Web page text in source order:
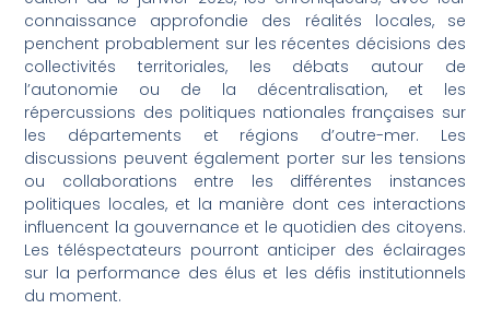
connaissance approfondie des réalités locales, se
penchent probablement sur les récentes décisions des
collectivités territoriales, les débats autour de
l’autonomie ou de la décentralisation, et les
répercussions des politiques nationales françaises sur
les départements et régions d’outre-mer. Les
discussions peuvent également porter sur les tensions
ou collaborations entre les différentes instances
politiques locales, et la manière dont ces interactions
influencent la gouvernance et le quotidien des citoyens.
Les téléspectateurs pourront anticiper des éclairages
sur la performance des élus et les défis institutionnels
du moment.